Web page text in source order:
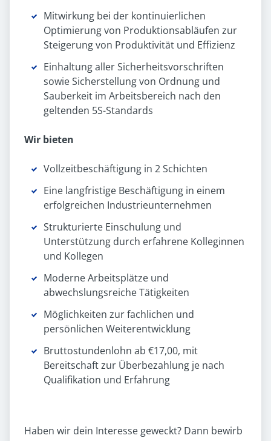
Mitwirkung bei der kontinuierlichen
Optimierung von Produktionsabläufen zur
Steigerung von Produktivität und Effizienz
Einhaltung aller Sicherheitsvorschriften
sowie Sicherstellung von Ordnung und
Sauberkeit im Arbeitsbereich nach den
geltenden 5S-Standards
Wir bieten
Vollzeitbeschäftigung in 2 Schichten
Eine langfristige Beschäftigung in einem
erfolgreichen Industrieunternehmen
Strukturierte Einschulung und
Unterstützung durch erfahrene Kolleginnen
und Kollegen
Moderne Arbeitsplätze und
abwechslungsreiche Tätigkeiten
Möglichkeiten zur fachlichen und
persönlichen Weiterentwicklung
Bruttostundenlohn ab €17,00, mit
Bereitschaft zur Überbezahlung je nach
Qualifikation und Erfahrung
Haben wir dein Interesse geweckt? Dann bewirb